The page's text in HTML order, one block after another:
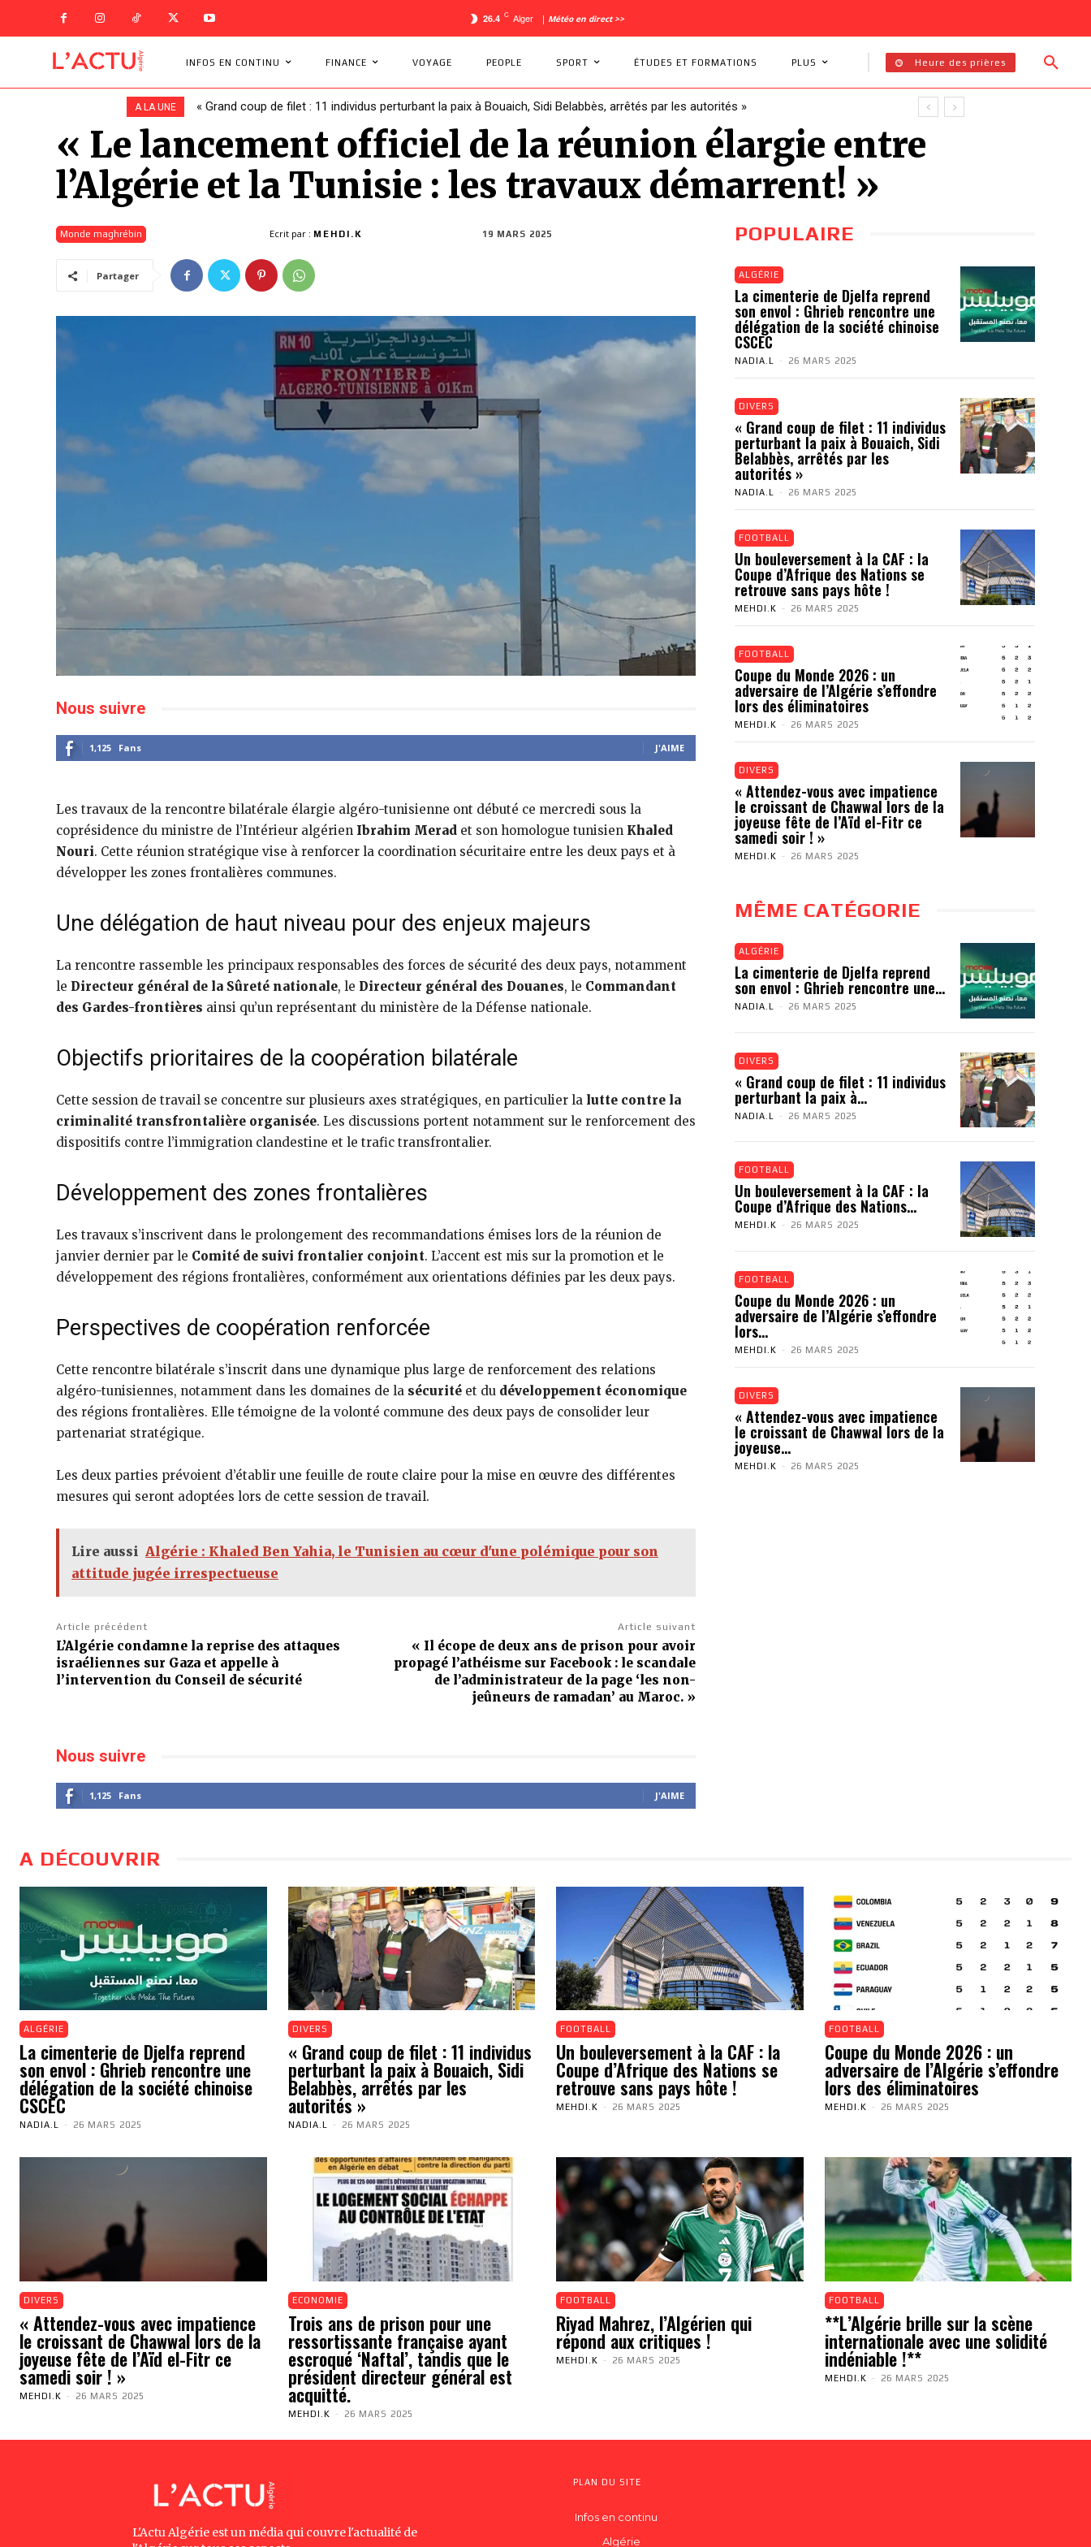
26.4 C Alger | Météo en direct >>
INFOS EN CONTINU FINANCE VOYAGE PEOPLE SPORT ÉTUDES ET FORMATIONS PLUS Heure des prières
A LA UNE Un bouleversement à la CAF : la Coupe d’Afrique des Nations se retrouve sans pays hôte !
« Le lancement officiel de la réunion élargie entre
l’Algérie et la Tunisie : les travaux démarrent! »
Monde maghrébin Ecrit par : MEHDI.K 19 MARS 2025
Partager
Nous suivre
1,125 Fans J'AIME
Les travaux de la rencontre bilatérale élargie algéro-tunisienne ont débuté ce mercredi sous la
coprésidence du ministre de l’Intérieur algérien Ibrahim Merad et son homologue tunisien Khaled
Nouri. Cette réunion stratégique vise à renforcer la coordination sécuritaire entre les deux pays et à
développer les zones frontalières communes.
Une délégation de haut niveau pour des enjeux majeurs
La rencontre rassemble les principaux responsables des forces de sécurité des deux pays, notamment
le Directeur général de la Sûreté nationale, le Directeur général des Douanes, le Commandant
des Gardes-frontières ainsi qu’un représentant du ministère de la Défense nationale.
Objectifs prioritaires de la coopération bilatérale
Cette session de travail se concentre sur plusieurs axes stratégiques, en particulier la lutte contre la
criminalité transfrontalière organisée. Les discussions portent notamment sur le renforcement des
dispositifs contre l’immigration clandestine et le trafic transfrontalier.
Développement des zones frontalières
Les travaux s’inscrivent dans le prolongement des recommandations émises lors de la réunion de
janvier dernier par le Comité de suivi frontalier conjoint. L’accent est mis sur la promotion et le
développement des régions frontalières, conformément aux orientations définies par les deux pays.
Perspectives de coopération renforcée
Cette rencontre bilatérale s’inscrit dans une dynamique plus large de renforcement des relations
algéro-tunisiennes, notamment dans les domaines de la sécurité et du développement économique
des régions frontalières. Elle témoigne de la volonté commune des deux pays de consolider leur
partenariat stratégique.
Les deux parties prévoient d’établir une feuille de route claire pour la mise en œuvre des différentes
mesures qui seront adoptées lors de cette session de travail.
Lire aussi Algérie : Khaled Ben Yahia, le Tunisien au cœur d'une polémique pour son
attitude jugée irrespectueuse
Article précédent
L’Algérie condamne la reprise des attaques
israéliennes sur Gaza et appelle à
l’intervention du Conseil de sécurité
Article suivant
« Il écope de deux ans de prison pour avoir
propagé l’athéisme sur Facebook : le scandale
de l’administrateur de la page ‘les non-
jeûneurs de ramadan’ au Maroc. »
Nous suivre
1,125 Fans J'AIME
POPULAIRE
ALGÉRIE
La cimenterie de Djelfa reprend
son envol : Ghrieb rencontre une
délégation de la société chinoise
CSCEC
NADIA.L - 26 MARS 2025
DIVERS
« Grand coup de filet : 11 individus
perturbant la paix à Bouaich, Sidi
Belabbès, arrêtés par les
autorités »
NADIA.L - 26 MARS 2025
FOOTBALL
Un bouleversement à la CAF : la
Coupe d’Afrique des Nations se
retrouve sans pays hôte !
MEHDI.K - 26 MARS 2025
FOOTBALL
Coupe du Monde 2026 : un
adversaire de l’Algérie s’effondre
lors des éliminatoires
MEHDI.K - 26 MARS 2025
DIVERS
« Attendez-vous avec impatience
le croissant de Chawwal lors de la
joyeuse fête de l’Aïd el-Fitr ce
samedi soir ! »
MEHDI.K - 26 MARS 2025
MÊME CATÉGORIE
ALGÉRIE
La cimenterie de Djelfa reprend
son envol : Ghrieb rencontre une...
NADIA.L - 26 MARS 2025
DIVERS
« Grand coup de filet : 11 individus
perturbant la paix à...
NADIA.L - 26 MARS 2025
FOOTBALL
Un bouleversement à la CAF : la
Coupe d’Afrique des Nations...
MEHDI.K - 26 MARS 2025
FOOTBALL
Coupe du Monde 2026 : un
adversaire de l’Algérie s’effondre
lors...
MEHDI.K - 26 MARS 2025
DIVERS
« Attendez-vous avec impatience
le croissant de Chawwal lors de la
joyeuse...
MEHDI.K - 26 MARS 2025
A DÉCOUVRIR
ALGÉRIE
La cimenterie de Djelfa reprend
son envol : Ghrieb rencontre une
délégation de la société chinoise
CSCEC
NADIA.L - 26 MARS 2025
DIVERS
« Grand coup de filet : 11 individus
perturbant la paix à Bouaich, Sidi
Belabbès, arrêtés par les
autorités »
NADIA.L - 26 MARS 2025
FOOTBALL
Un bouleversement à la CAF : la
Coupe d’Afrique des Nations se
retrouve sans pays hôte !
MEHDI.K - 26 MARS 2025
FOOTBALL
Coupe du Monde 2026 : un
adversaire de l’Algérie s’effondre
lors des éliminatoires
MEHDI.K - 26 MARS 2025
DIVERS
« Attendez-vous avec impatience
le croissant de Chawwal lors de la
joyeuse fête de l’Aïd el-Fitr ce
samedi soir ! »
MEHDI.K - 26 MARS 2025
ECONOMIE
Trois ans de prison pour une
ressortissante française ayant
escroqué ‘Naftal’, tandis que le
président directeur général est
acquitté.
MEHDI.K - 26 MARS 2025
FOOTBALL
Riyad Mahrez, l’Algérien qui
répond aux critiques !
MEHDI.K - 26 MARS 2025
FOOTBALL
**L’Algérie brille sur la scène
internationale avec une solidité
indéniable !**
MEHDI.K - 26 MARS 2025
L'Actu Algérie est un média qui couvre l'actualité de
PLAN DU SITE
Infos en continu
Algérie